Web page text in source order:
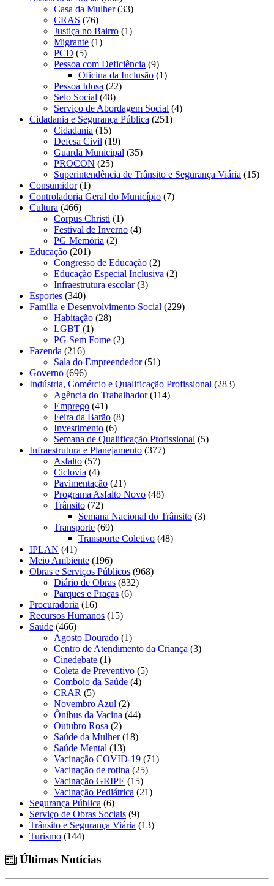
Casa da Mulher(33)
CRAS (76)
Justiça no Bairro (1)
Migrante (1)
PCD (5)
Pessoa com Deficiência (9)
Oficina da Inclusão (1)
Pessoa Idosa (22)
Selo Social (48)
Serviço de Abordagem Social (4)
Cidadania e Segurança Pública (251)
Cidadania (15)
Defesa Civil (19)
Guarda Municipal (35)
PROCON (25)
Superintendência de Trânsito e Segurança Viária (15)
Consumidor(1)
Controladoria Geral do Município (7)
Cultura (466)
Corpus Christi (1)
Festival de Inverno (4)
PG Memória (2)
Educação (201)
Congresso de Educação (2)
Educação Especial Inclusiva (2)
Infraestrutura escolar(3)
Esportes (340)
Família e Desenvolvimento Social (229)
Habitação (28)
LGBT (1)
PG Sem Fome (2)
Fazenda (216)
Sala do Empreendedor(51)
Governo (696)
Indústria, Comércio e Qualificação Profissional (283)
Agência do Trabalhador(114)
Emprego (41)
Feira da Barão (8)
Investimento (6)
Semana de Qualificação Profissional (5)
Infraestrutura e Planejamento (377)
Asfalto (57)
Ciclovia (4)
Pavimentação (21)
Programa Asfalto Novo (48)
Trânsito (72)
Semana Nacional do Trânsito (3)
Transporte (69)
Transporte Coletivo (48)
IPLAN (41)
Meio Ambiente (196)
Obras e Serviços Públicos (968)
Diário de Obras (832)
Parques e Praças (6)
Procuradoria (16)
Recursos Humanos (15)
Saúde (466)
Agosto Dourado (1)
Centro de Atendimento da Criança (3)
Cinedebate (1)
Coleta de Preventivo (5)
Comboio da Saúde (4)
CRAR (5)
Novembro Azul (2)
Ônibus da Vacina (44)
Outubro Rosa (2)
Saúde da Mulher(18)
Saúde Mental (13)
Vacinação COVID-19 (71)
Vacinação de rotina (25)
Vacinação GRIPE (15)
Vacinação Pediátrica (21)
Segurança Pública (6)
Serviço de Obras Sociais (9)
Trânsito e Segurança Viária (13)
Turismo (144)
Últimas Notícias